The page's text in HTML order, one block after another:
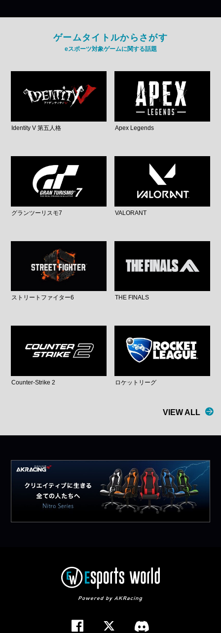
ゲームタイトルからさがす
eスポーツ対象ゲームに関する話題
Identity V 第五人格 Apex Legends
グランツーリスモ7 VALORANT
ストリートファイター6 THE FINALS
Counter-Strike 2 ロケットリーグ
VIEW ALL